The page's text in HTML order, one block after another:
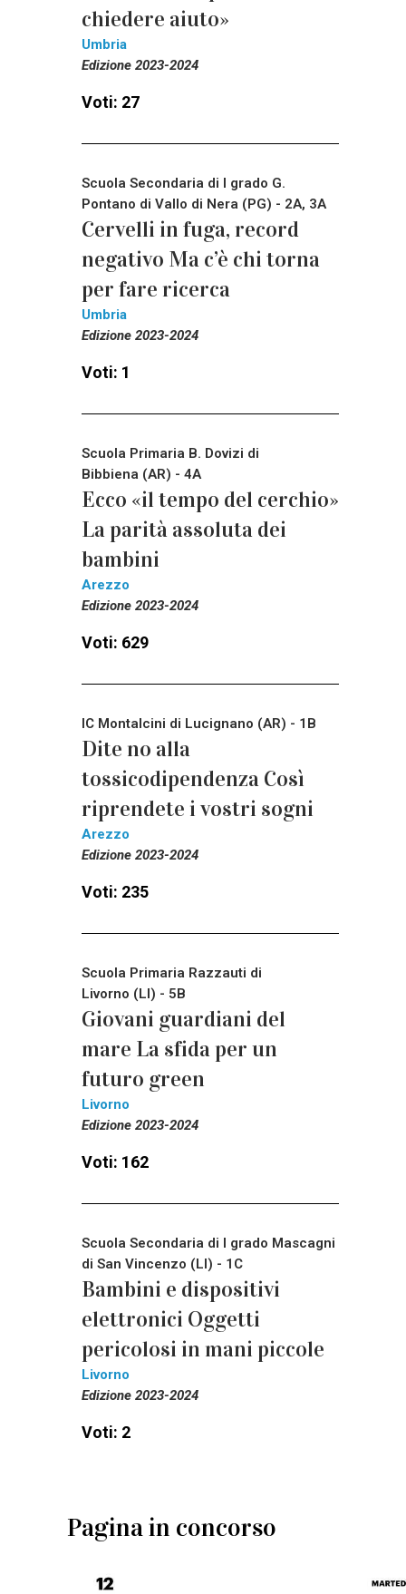
chiedere aiuto»
Umbria
Edizione 2023-2024
Voti: 27
Scuola Secondaria di I grado G.
Pontano di Vallo di Nera (PG) - 2A, 3A
Cervelli in fuga, record
negativo Ma c’è chi torna
per fare ricerca
Umbria
Edizione 2023-2024
Voti: 1
Scuola Primaria B. Dovizi di
Bibbiena (AR) - 4A
Ecco «il tempo del cerchio»
La parità assoluta dei
bambini
Arezzo
Edizione 2023-2024
Voti: 629
IC Montalcini di Lucignano (AR) - 1B
Dite no alla
tossicodipendenza Così
riprendete i vostri sogni
Arezzo
Edizione 2023-2024
Voti: 235
Scuola Primaria Razzauti di
Livorno (LI) - 5B
Giovani guardiani del
mare La sfida per un
futuro green
Livorno
Edizione 2023-2024
Voti: 162
Scuola Secondaria di I grado Mascagni
di San Vincenzo (LI) - 1C
Bambini e dispositivi
elettronici Oggetti
pericolosi in mani piccole
Livorno
Edizione 2023-2024
Voti: 2
Pagina in concorso